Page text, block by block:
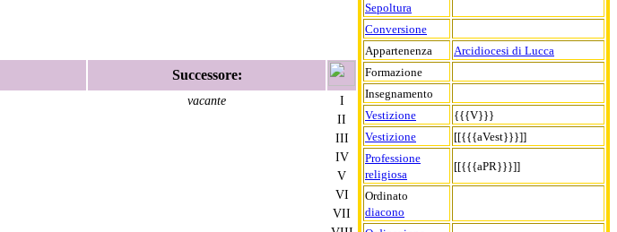
Sepoltura
Conversione
Appartenenza
Arcidiocesi di Lucca
Formazione
Insegnamento
Vestizione
{{{V}}}
Vestizione
[[{{{aVest}}}]]
Professione
religiosa
[[{{{aPR}}}]]
Ordinato
diacono
Successore:
vacante
I
II
III
IV
V
VI
VII